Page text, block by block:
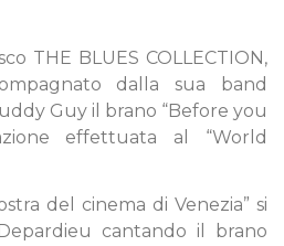
THE BLUES COLLECTION,
dalla sua band
Guy il brano “Before you
effettuata al “World
del cinema di Venezia” si
cantando il brano